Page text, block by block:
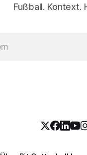
Fußball. Kontext.